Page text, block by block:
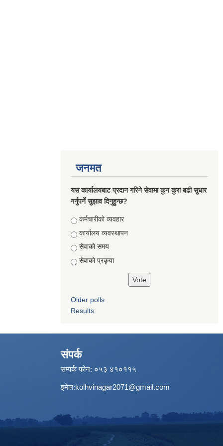
जनमत
यस कार्यालयबाट प्रदान गरिने सेवामा कुन कुरा बढी सुधार
गर्नुपर्ने सुझाव दिनुहुन्छ?
Choices
कर्मचारीको व्यवहार
कार्यालय व्यवस्थापन
सेवाको समय
सेवाको प्रकृया
Older polls
Results
संपर्क
सम्पर्क फोन: ०५३ ४१०११५
इमेल:kolhvinagar2071@gmail.com